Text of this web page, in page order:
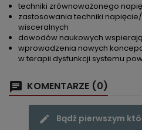
techniki zrównoważonego
zastosowania techniki
wisceralnych
dowodów naukowych
wprowadzenia nowych
w terapii dysfunkcji systemu
KOMENTARZE (0)
Bądź pierwszym